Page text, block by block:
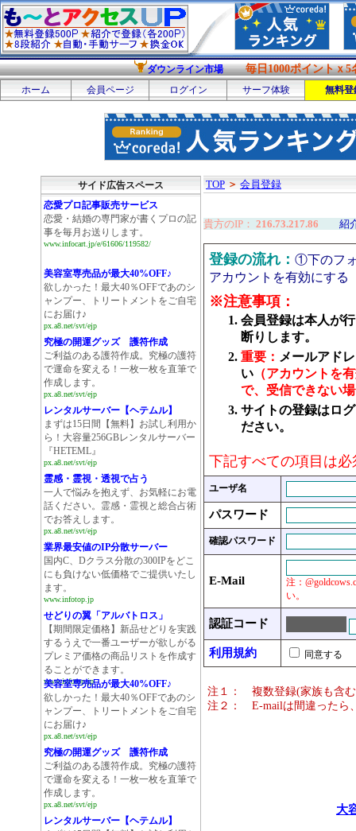
ダウンライン市場 毎日1000ポイントｘ5
ホーム 会員ページ ログイン サーフ体験 無料登
サイド広告スペース
恋愛プロ記事販売サービス
恋愛・結婚の専門家が書くプロの記
事を毎月お送りします。
www.infocart.jp/e/61606/119582/
美容室専売品が最大40%OFF♪
欲しかった！最大40％OFFであのシ
ャンプー、トリートメントをご自宅
にお届け♪
px.a8.net/svt/ejp
究極の開運グッズ 護符作成
ご利益のある護符作成。究極の護符
で運命を変える！一枚一枚を直筆で
作成します。
px.a8.net/svt/ejp
レンタルサーバー【ヘテムル】
まずは15日間【無料】お試し利用か
ら！大容量256GBレンタルサーバー
『HETEML』
px.a8.net/svt/ejp
霊感・霊視・透視で占う
一人で悩みを抱えず、お気軽にお電
話ください。霊感・霊視と総合占術
でお答えします。
px.a8.net/svt/ejp
業界最安値のIP分散サーバー
国内C、Dクラス分散の300IPをどこ
にも負けない低価格でご提供いたし
ます。
www.infotop.jp
せどりの翼「アルバトロス」
【期間限定価格】新品せどりを実践
するうえで一番ユーザーが欲しがる
プレミア価格の商品リストを作成す
ることができます。
www.infotop.jp
美容室専売品が最大40%OFF♪
欲しかった！最大40％OFFであのシ
ャンプー、トリートメントをご自宅
にお届け♪
px.a8.net/svt/ejp
究極の開運グッズ 護符作成
ご利益のある護符作成。究極の護符
で運命を変える！一枚一枚を直筆で
作成します。
px.a8.net/svt/ejp
レンタルサーバー【ヘテムル】
TOP ＞ 会員登録
貴方のIP： 216.73.217.86 紹介
登録の流れ： ①下のフ
アカウントを有効に
※注意事項：
会員登録は本人が
断りします。
重要： メールアド
い （アカウントを
で、受信できない
サイトの登録はロ
ださい。
下記すべての項目は
ユーザ名
パスワード
確認パスワード
E-Mail
注：
い。
認証コード
利用規約 同意する
注１： 複数登録(家族も含
注２： E-mailは間違ったら
大